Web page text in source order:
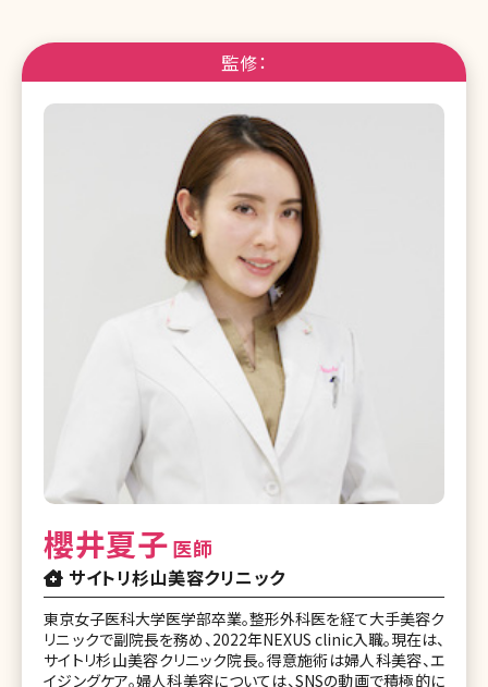
監修：
櫻井夏子医師
サイトリ杉山美容クリニック
東京女子医科大学医学部卒業。整形外科医を経て大手美容ク
リニ ックで副院⻑を務め、2022年NEXUS clinic入職。現在は、
サイトリ杉山美容クリニック院長。得意施術は婦人科美容、エ
イジングケア。婦人科美容については、SNSの動画で積極的に